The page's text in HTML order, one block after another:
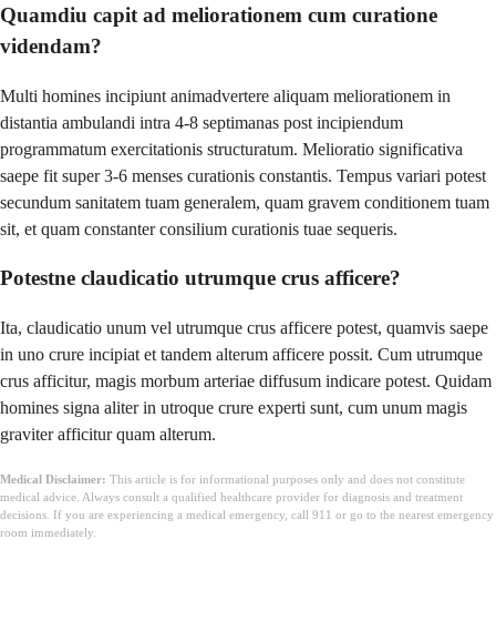
Quamdiu capit ad meliorationem cum curatione
videndam?
Multi homines incipiunt animadvertere aliquam meliorationem in
distantia ambulandi intra 4-8 septimanas post incipiendum
programmatum exercitationis structuratum. Melioratio significativa
saepe fit super 3-6 menses curationis constantis. Tempus variari potest
secundum sanitatem tuam generalem, quam gravem conditionem tuam
sit, et quam constanter consilium curationis tuae sequeris.
Potestne claudicatio utrumque crus afficere?
Ita, claudicatio unum vel utrumque crus afficere potest, quamvis saepe
in uno crure incipiat et tandem alterum afficere possit. Cum utrumque
crus afficitur, magis morbum arteriae diffusum indicare potest. Quidam
homines signa aliter in utroque crure experti sunt, cum unum magis
graviter afficitur quam alterum.
Medical Disclaimer: This article is for informational purposes only and does not constitute
medical advice. Always consult a qualified healthcare provider for diagnosis and treatment
decisions. If you are experiencing a medical emergency, call 911 or go to the nearest emergency
room immediately.